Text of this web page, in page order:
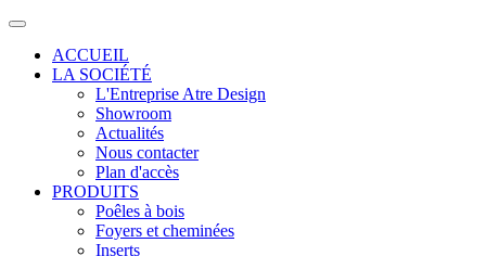
ACCUEIL
LA SOCIÉTÉ
L'Entreprise Atre Design
Showroom
Actualités
Nous contacter
Plan d'accès
PRODUITS
Poêles à bois
Foyers et cheminées
Inserts